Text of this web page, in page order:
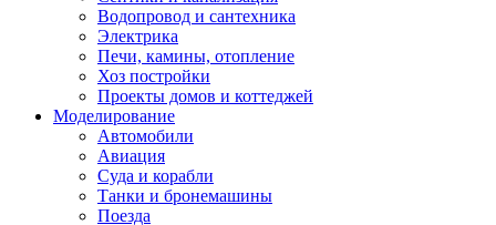
Водопровод и сантехника
Электрика
Печи, камины, отопление
Хоз постройки
Проекты домов и коттеджей
Моделирование
Автомобили
Авиация
Суда и корабли
Танки и бронемашины
Поезда